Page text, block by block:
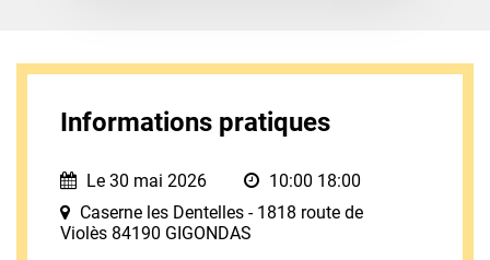
Informations pratiques
Le 30 mai 2026
10:00 18:00
Caserne les Dentelles - 1818 route de
Violès 84190 GIGONDAS